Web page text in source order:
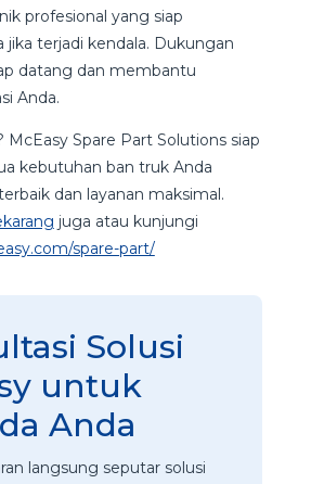
profesional yang siap
terjadi kendala. Dukungan
datang dan membantu
Anda.
McEasy Spare Part Solutions siap
kebutuhan ban truk Anda
dan layanan maksimal.
juga atau kunjungi
spare-part/
Solusi
untuk
Anda
langsung seputar solusi